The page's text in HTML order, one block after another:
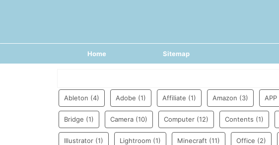
Home Sitemap
Ableton (4) Adobe (1) Affiliate (1) Amazon (3) APP
Bridge (1) Camera (10) Computer (12) Contents (1)
Illustrator (1) Lightroom (1) Minecraft (11) Office (2)